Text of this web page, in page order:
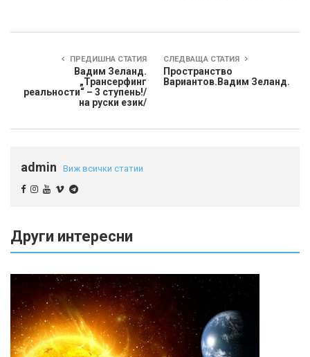
ПРЕДИШНА СТАТИЯ
Вадим Зеланд.
„Трансерфинг
реальности“ – 3 ступень!/
на руски език/
СЛЕДВАЩА СТАТИЯ
Пространство
Вариантов.Вадим Зеланд.
admin Виж всички статии
Други интересни